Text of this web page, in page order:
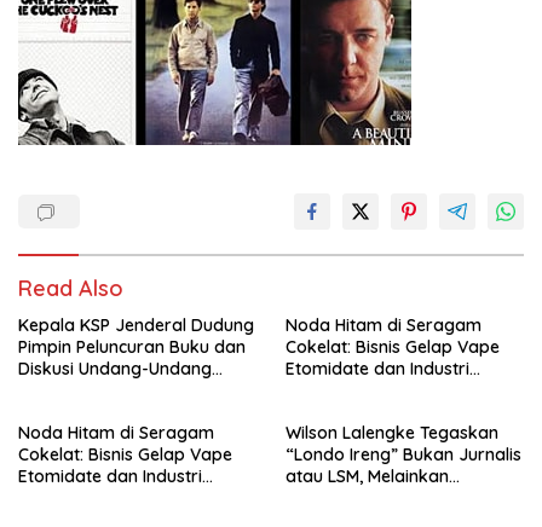
Read Also
Kepala KSP Jenderal Dudung
Pimpin Peluncuran Buku dan
Diskusi Undang-Undang
Noda Hitam di Seragam
Cokelat: Bisnis Gelap Vape
Etomidate dan Industri
Noda Hitam di Seragam
Cokelat: Bisnis Gelap Vape
Etomidate dan Industri
Wilson Lalengke Tegaskan
“Londo Ireng” Bukan Jurnalis
atau LSM, Melainkan